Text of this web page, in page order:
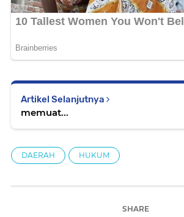
Artikel Selanjutnya
memuat...
DAERAH HUKUM
SHARE